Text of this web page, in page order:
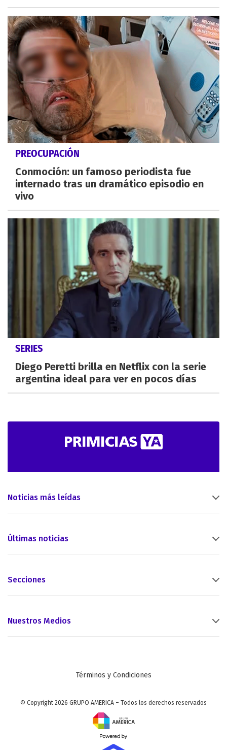
PREOCUPACIÓN
Conmoción: un famoso periodista fue
internado tras un dramático episodio en
vivo
SERIES
Diego Peretti brilla en Netflix con la serie
argentina ideal para ver en pocos días
Noticias más leídas
Últimas noticias
Secciones
Nuestros Medios
Términos y Condiciones
© Copyright 2026 GRUPO AMERICA – Todos los derechos reservados